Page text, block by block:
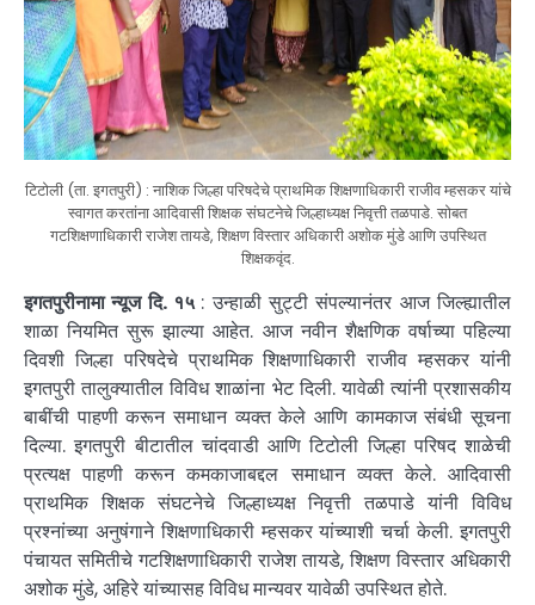
टिटोली (ता. इगतपुरी) : नाशिक जिल्हा परिषदेचे प्राथमिक शिक्षणाधिकारी राजीव म्हसकर यांचे
स्वागत करतांना आदिवासी शिक्षक संघटनेचे जिल्हाध्यक्ष निवृत्ती तळपाडे. सोबत
गटशिक्षणाधिकारी राजेश तायडे, शिक्षण विस्तार अधिकारी अशोक मुंडे आणि उपस्थित
शिक्षकवृंद.
इगतपुरीनामा न्यूज दि. १५ : उन्हाळी सुट्टी संपल्यानंतर आज जिल्ह्यातील
शाळा नियमित सुरू झाल्या आहेत. आज नवीन शैक्षणिक वर्षाच्या पहिल्या
दिवशी जिल्हा परिषदेचे प्राथमिक शिक्षणाधिकारी राजीव म्हसकर यांनी
इगतपुरी तालुक्यातील विविध शाळांना भेट दिली. यावेळी त्यांनी प्रशासकीय
बाबींची पाहणी करून समाधान व्यक्त केले आणि कामकाज संबंधी सूचना
दिल्या. इगतपुरी बीटातील चांदवाडी आणि टिटोली जिल्हा परिषद शाळेची
प्रत्यक्ष पाहणी करून कमकाजाबद्दल समाधान व्यक्त केले. आदिवासी
प्राथमिक शिक्षक संघटनेचे जिल्हाध्यक्ष निवृत्ती तळपाडे यांनी विविध
प्रश्नांच्या अनुषंगाने शिक्षणाधिकारी म्हसकर यांच्याशी चर्चा केली. इगतपुरी
पंचायत समितीचे गटशिक्षणाधिकारी राजेश तायडे, शिक्षण विस्तार अधिकारी
अशोक मुंडे, अहिरे यांच्यासह विविध मान्यवर यावेळी उपस्थित होते.